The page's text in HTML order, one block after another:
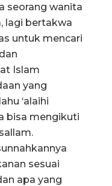
seorang wanita
lagi bertakwa
untuk mencari
Islam
yang
‘alaihi
bisa mengikuti
sesuai
apa yang